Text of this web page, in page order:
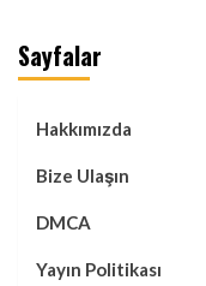
Sayfalar
Hakkımızda
Bize Ulaşın
DMCA
Yayın Politikası